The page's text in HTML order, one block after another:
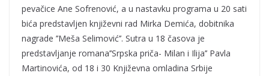
pevačice Ane Sofrenović, a u nastavku programa u 20 sati
bića predstavljen književni rad Mirka Demića, dobitnika
nagrade ’’Meša Selimović’’. Sutra u 18 časova je
predstavljanje romana’’Srpska priča- Milan i Ilija’’ Pavla
Martinovića, od 18 i 30 Književna omladina Srbije